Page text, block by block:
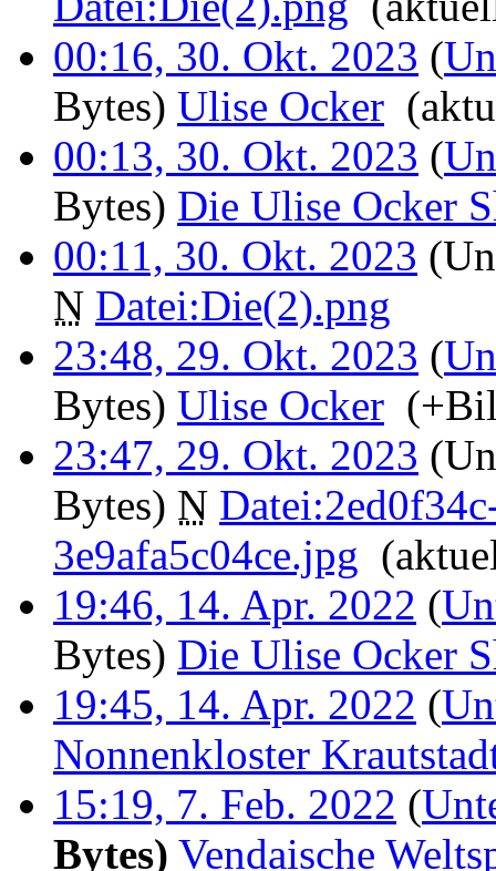
00:16, 30. Okt. 2023 (
Bytes) Ulise Ocker
00:13, 30. Okt. 2023 (
Bytes) Die Ulise Ocker
00:11, 30. Okt. 2023
N Datei:Die(2).png
23:48, 29. Okt. 2023 (
Bytes) Ulise Ocker
23:47, 29. Okt. 2023
Bytes) N
3e9afa5c04ce.jpg
19:46, 14. Apr. 2022 (
Bytes) Die Ulise Ocker
19:45, 14. Apr. 2022 (
Nonnenkloster
15:19, 7. Feb. 2022 (
Bytes) Vendaische